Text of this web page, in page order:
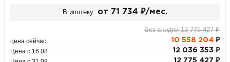
В ипотеку: от 71 734 ₽/мес.
Без скидки 12 775 427 ₽
цена сейчас 10 558 204₽
Цена с 16.08 12 036 353 ₽
12 775 427 ₽